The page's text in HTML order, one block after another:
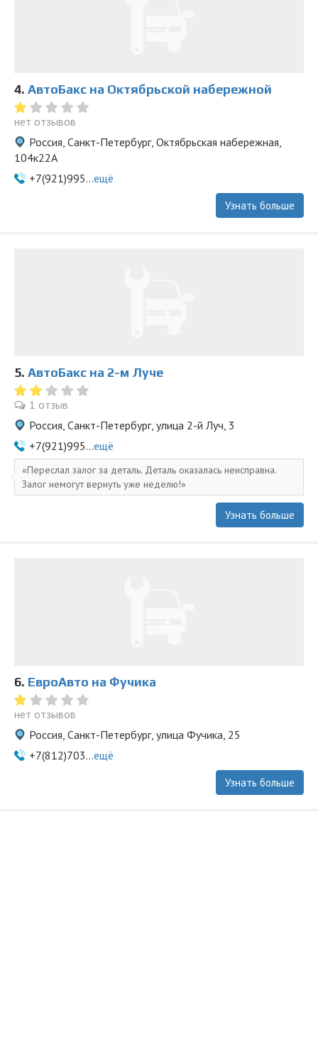
4. АвтоБакс на Октябрьской набережной
нет отзывов
Россия, Санкт-Петербург, Октябрьская набережная,
104к22А
+7(921)995...ещё
Узнать больше
5. АвтоБакс на 2-м Луче
1 отзыв
Россия, Санкт-Петербург, улица 2-й Луч, 3
+7(921)995...ещё
Переслал залог за деталь. Деталь оказалась неисправна.
Залог немогут вернуть уже неделю!
Узнать больше
6. ЕвроАвто на Фучика
нет отзывов
Россия, Санкт-Петербург, улица Фучика, 25
+7(812)703...ещё
Узнать больше